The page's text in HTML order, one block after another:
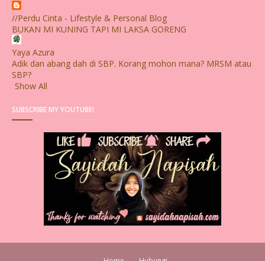
//Perdu Cinta - Lifestyle & Personal Blog
BUKAN MI KUNING TAPI MI LAKSA GORENG
Yaya Azura
Adik dan abang dah di SBP. Korang mohon mana? MRSM atau
SBP?
Show All
SUBSCRIBE MY YOUTUBE!